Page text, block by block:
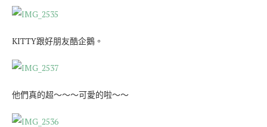
KITTY跟好朋友酷企鵝。
他們真的超～～～可愛的啦～～